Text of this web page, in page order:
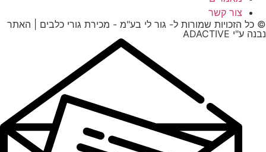
צור קשר
© כל הזכויות שמורות ל- גור לי בע"מ - מכירת גורי כלבים | האתר
נבנה ע"י ADACTIVE